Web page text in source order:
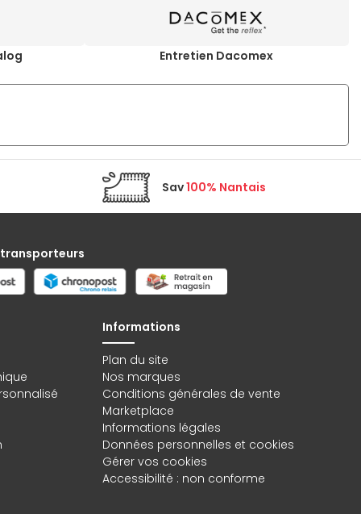
Entretien Dacomex
Sav100% Nantais
transporteurs
Informations
Plan du site
Nos marques
Conditions générales de vente
Marketplace
Informations légales
Données personnelles et cookies
Gérer vos cookies
Accessibilité : non conforme